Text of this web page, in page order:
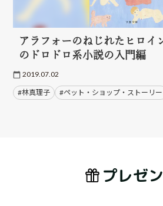
アラフォーのねじれたヒロイ
のドロドロ系小説の入門編
2019.07.02
#林真理子 #ペット・ショップ・ストーリー
プレゼ